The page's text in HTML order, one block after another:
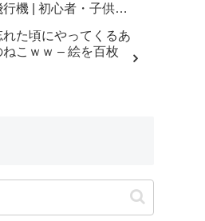
行機 | 初心者・子供・
Crafts | 摺紙 | 종이
기 ひこうき ねこ
れた頃にやってくるあ
ねこｗｗ – 絵を百枚